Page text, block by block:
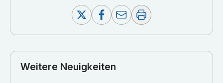
Weitere Neuigkeiten